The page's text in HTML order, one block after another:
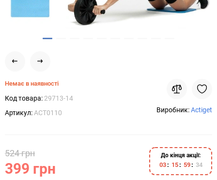
Немає в наявності
Код товара: 29713-14
Артикул: ACT0110 Виробник:Actiget
524 грн
399 грн
До кінця акції:
03 15 59 33